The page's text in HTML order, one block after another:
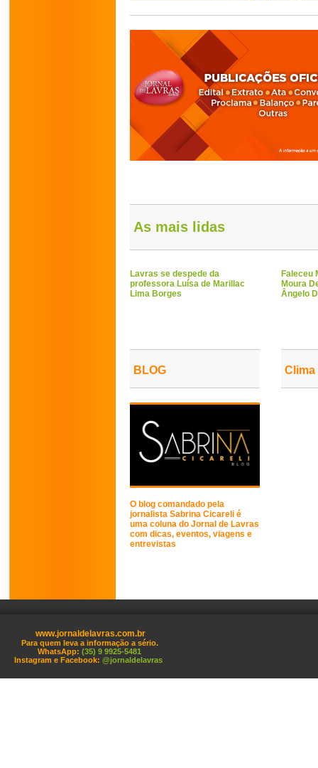
As mais lidas
Lavras se despede da
professora Luísa de Marillac
Lima Borges
Faleceu
Moura
Ângelo
BLOG
O blog comandado pela
jornalista Sabrina Cicareli é
uma coluna do Jornal de Lavras
com dicas, eventos, viagens e
entrevistas
Clima
www.jornaldelavras.com.br
Para quem leva a informação a sério.
WhatsApp: (35) 9 9925-5481
Instagram e Facebook: @jornaldelavras